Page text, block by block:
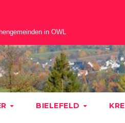
in OWL
BIELEFELD